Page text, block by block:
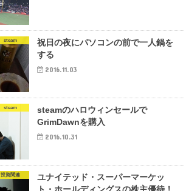
steam
祝日の夜にパソコンの前で一人鍋を
する
2016.11.03
steam
steamのハロウィンセールで
GrimDawnを購入
2016.10.31
投資関連
ユナイテッド・スーパーマーケッ